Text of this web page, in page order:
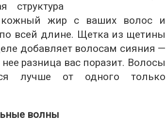
структура
кожный жир с ваших волос и
по всей длине. Щетка из щетины
добавляет волосам сияния —
разница вас поразит. Волосы
лучше от одного только
волны